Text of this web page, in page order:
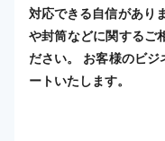
対応できる自信があり
や封筒などに関するご
ださい。 お客様のビ
ートいたします。